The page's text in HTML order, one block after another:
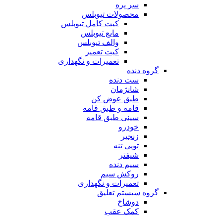
سر پره
محصولات تیوبلس
کیت کامل تیوبلس
مایع تیوبلس
والف تیوبلس
کیت تعمیر
تعمیرات و نگهداری
گروه دنده
ست دنده
شانژمان
طبق عوض کن
قامه و طبق قامه
سینی طبق قامه
خودرو
زنجیر
توپی تنه
شیفتر
سیم دنده
روکش سیم
تعمیرات و نگهداری
گروه سیستم تعلیق
دوشاخ
کمک عقب